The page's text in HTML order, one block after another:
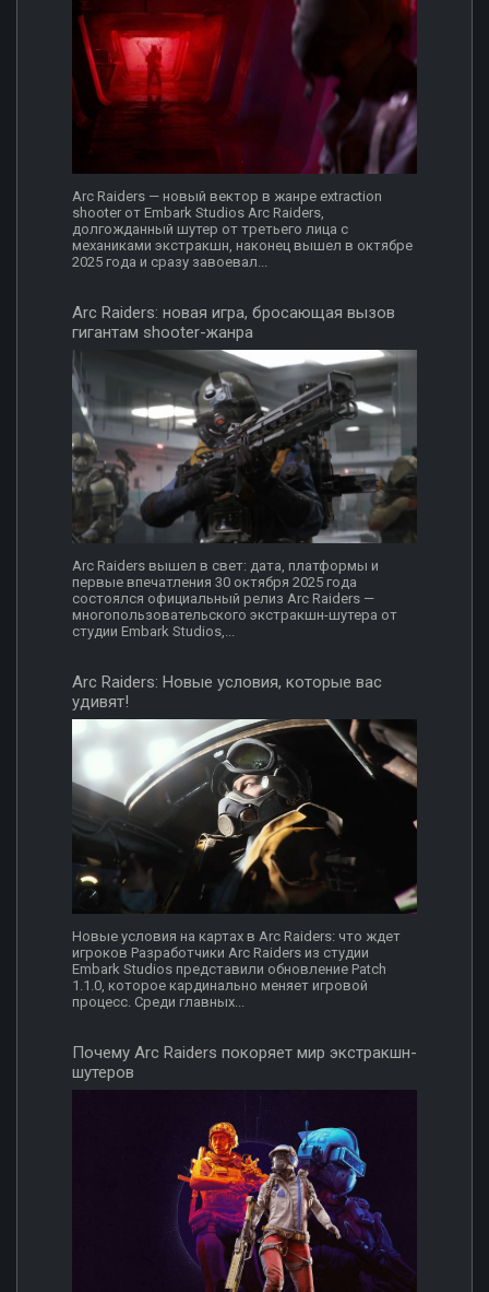
Arc Raiders — новый вектор в жанре extraction
shooter от Embark Studios Arc Raiders,
долгожданный шутер от третьего лица с
механиками экстракшн, наконец вышел в октябре
2025 года и сразу завоевал...
Arc Raiders: новая игра, бросающая вызов
гигантам shooter-жанра
Arc Raiders вышел в свет: дата, платформы и
первые впечатления 30 октября 2025 года
состоялся официальный релиз Arc Raiders —
многопользовательского экстракшн-шутера от
студии Embark Studios,...
Arc Raiders: Новые условия, которые вас
удивят!
Новые условия на картах в Arc Raiders: что ждет
игроков Разработчики Arc Raiders из студии
Embark Studios представили обновление Patch
1.1.0, которое кардинально меняет игровой
процесс. Среди главных...
Почему Arc Raiders покоряет мир экстракшн-
шутеров